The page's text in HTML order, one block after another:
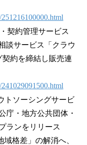
契約管理サービス
談サービス「クラウ
契約を締結し販売連
トソーシングサービ
庁・地方公共団体・
ランをリリース
格差」の解消へ、